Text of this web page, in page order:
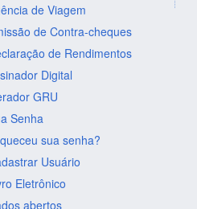
de Viagem
de Contra-cheques
de Rendimentos
Digital
GRU
Senha
sua senha?
Usuário
Eletrônico
abertos